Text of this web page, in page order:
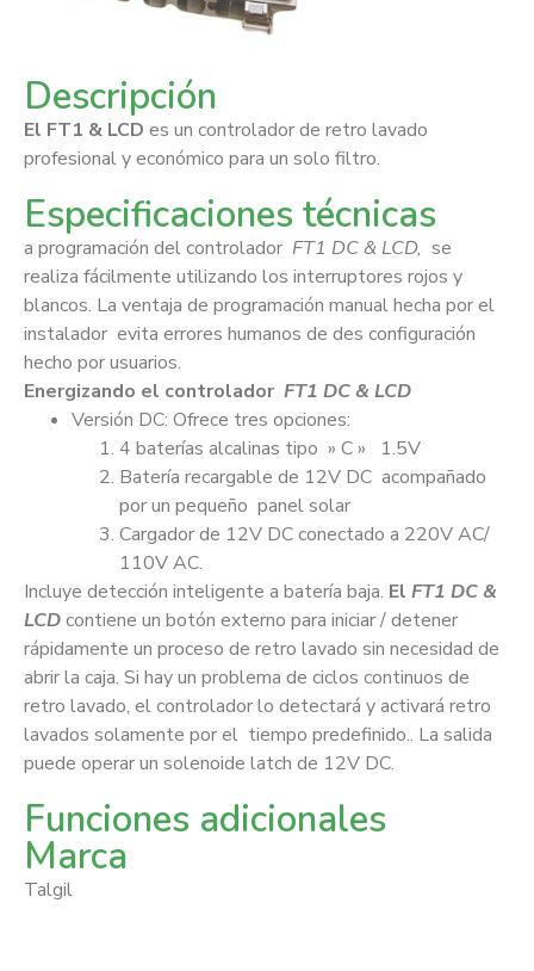
Descripción
El FT1 & LCD es un controlador de retro lavado
profesional y económico para un solo filtro.
Especificaciones técnicas
a programación del controlador FT1 DC & LCD, se
realiza fácilmente utilizando los interruptores rojos y
blancos. La ventaja de programación manual hecha por el
instalador evita errores humanos de des configuración
hecho por usuarios.
Energizando el controlador FT1 DC & LCD
Versión DC: Ofrece tres opciones:
4 baterías alcalinas tipo » C » 1.5V
Batería recargable de 12V DC acompañado
por un pequeño panel solar
Cargador de 12V DC conectado a 220V AC/
110V AC.
Incluye detección inteligente a batería baja. El FT1 DC &
LCDcontiene un botón externo para iniciar / detener
rápidamente un proceso de retro lavado sin necesidad de
abrir la caja. Si hay un problema de ciclos continuos de
retro lavado, el controlador lo detectará y activará retro
lavados solamente por el tiempo predefinido.. La salida
puede operar un solenoide latch de 12V DC.
Funciones adicionales
Marca
Talgil